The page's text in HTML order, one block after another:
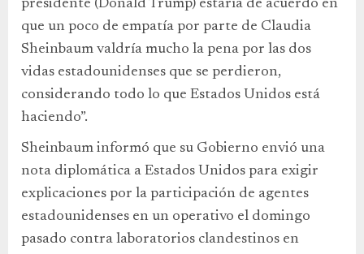
presidente (Donald Trump) estaría de acuerdo en
que un poco de empatía por parte de Claudia
Sheinbaum valdría mucho la pena por las dos
vidas estadounidenses que se perdieron,
considerando todo lo que Estados Unidos está
haciendo”.
Sheinbaum informó que su Gobierno envió una
nota diplomática a Estados Unidos para exigir
explicaciones por la participación de agentes
estadounidenses en un operativo el domingo
pasado contra laboratorios clandestinos en